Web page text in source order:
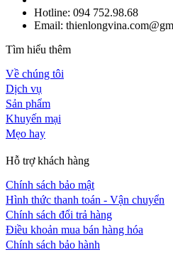
Hotline: 094 752.98.68
Email:
Tìm hiểu thêm
Về chúng tôi
Dịch vụ
Sản phẩm
Khuyến mại
Mẹo hay
Hỗ trợ khách hàng
Chính sách bảo mật
Hình thức thanh toán - Vận chuyển
Chính sách đổi trả hàng
Điều khoản mua bán hàng hóa
Chính sách bảo hành